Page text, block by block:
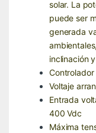
solar. La
puede ser
generada
inclinación
Voltaje
Entrada
400 Vdc
Máxima